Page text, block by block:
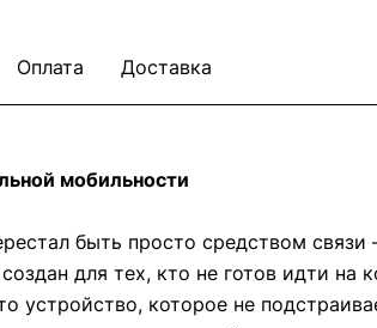
Оплата Доставка
мобильности
быть просто средством
для тех, кто не готов идти
устройство, которое не